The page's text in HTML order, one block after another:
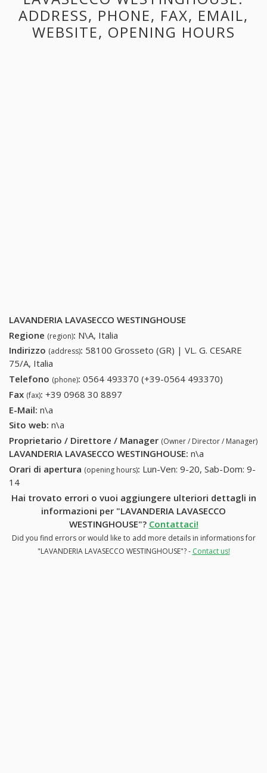
ADDRESS, PHONE, FAX, EMAIL,
WEBSITE, OPENING HOURS
LAVANDERIA LAVASECCO WESTINGHOUSE
Regione (region): N\A, Italia
Indirizzo (address): 58100 Grosseto (GR) | VL. G. CESARE
75/A, Italia
Telefono (phone): 0564 493370 (+39-0564 493370)
Fax (fax): +39 0968 30 8897
E-Mail: n\a
Sito web: n\a
Proprietario / Direttore / Manager (Owner / Director / Manager)
LAVANDERIA LAVASECCO WESTINGHOUSE: n\a
Orari di apertura (opening hours): Lun-Ven: 9-20, Sab-Dom: 9-
14
Hai trovato errori o vuoi aggiungere ulteriori dettagli in
informazioni per "LAVANDERIA LAVASECCO
WESTINGHOUSE"? Contattaci!
Did you find errors or would like to add more details in informations for
"LAVANDERIA LAVASECCO WESTINGHOUSE"? - Contact us!